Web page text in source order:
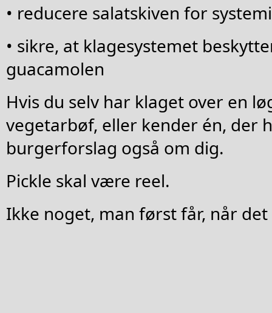
• reducere salatskiven for
• sikre, at klagesystemet
guacamolen
Hvis du selv har klaget over en
vegetarbøf, eller kender én, der
burgerforslag også om dig.
Pickle skal være reel.
Ikke noget, man først får, når